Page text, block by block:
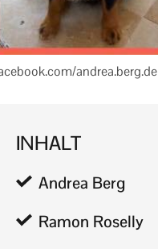
andrea.berg.de
INHALT
Andrea Berg
Ramon Roselly